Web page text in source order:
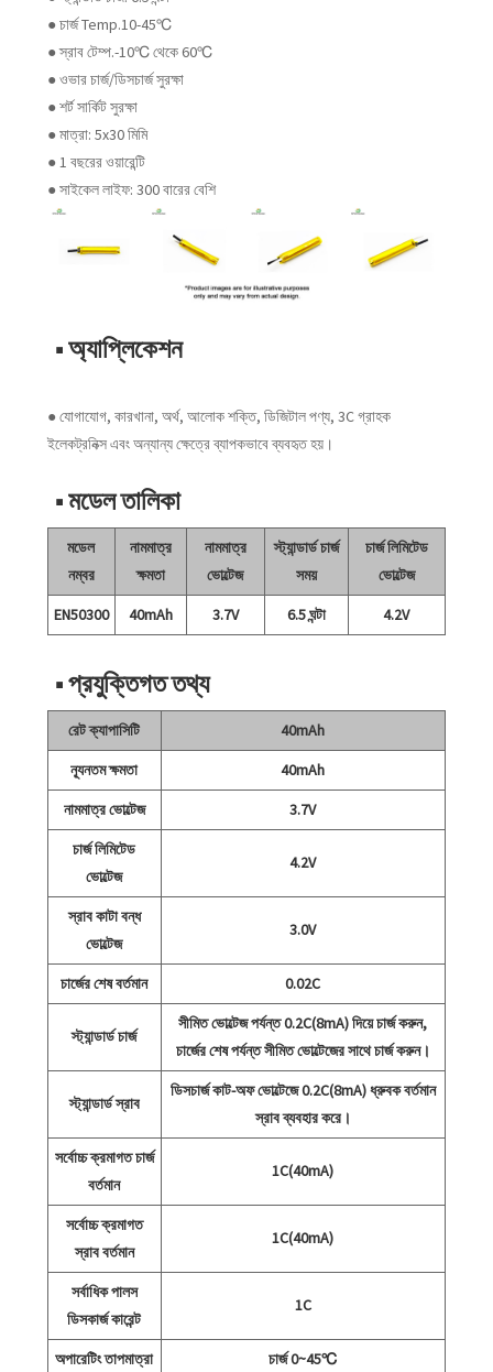
● চার্জ Temp.10-45℃
● স্রাব টেম্প.-10℃ থেকে 60℃
● ওভার চার্জ/ডিসচার্জ সুরক্ষা
● শর্ট সার্কিট সুরক্ষা
● মাত্রা: 5x30 মিমি
● 1 বছরের ওয়ারেন্টি
● সাইকেল লাইফ: 300 বারের বেশি
■ অ্যাপ্লিকেশন
● যোগাযোগ, কারখানা, অর্থ, আলোক শক্তি, ডিজিটাল পণ্য, 3C গ্রাহক
ইলেকট্রনিক্স এবং অন্যান্য ক্ষেত্রে ব্যাপকভাবে ব্যবহৃত হয়।
■ মডেল তালিকা
মডেল
নম্বর
নামমাত্র
ক্ষমতা
নামমাত্র
ভোল্টেজ
স্ট্যান্ডার্ড চার্জ
সময়
চার্জ লিমিটেড
ভোল্টেজ
EN50300
40mAh 3.7V 6.5 ঘন্টা 4.2V
■ প্রযুক্তিগত তথ্য
রেট ক্যাপাসিটি
40mAh
ন্যূনতম ক্ষমতা
40mAh
নামমাত্র ভোল্টেজ
3.7V
চার্জ লিমিটেড
ভোল্টেজ
4.2V
স্রাব কাটা বন্ধ
ভোল্টেজ
3.0V
চার্জের শেষ বর্তমান 0.02C
স্ট্যান্ডার্ড চার্জ
সীমিত ভোল্টেজ পর্যন্ত 0.2C(8mA) দিয়ে চার্জ করুন,
চার্জের শেষ পর্যন্ত সীমিত ভোল্টেজের সাথে চার্জ করুন।
স্ট্যান্ডার্ড স্রাব
ডিসচার্জ কাট-অফ ভোল্টেজে 0.2C(8mA) ধ্রুবক বর্তমান
স্রাব ব্যবহার করে।
সর্বোচ্চ ক্রমাগত চার্জ
বর্তমান
1C(40mA)
সর্বোচ্চ ক্রমাগত
স্রাব বর্তমান
1C(40mA)
সর্বাধিক পালস
ডিসকার্জ কারেন্ট
1C
অপারেটিং তাপমাত্রা
চার্জ 0~45℃